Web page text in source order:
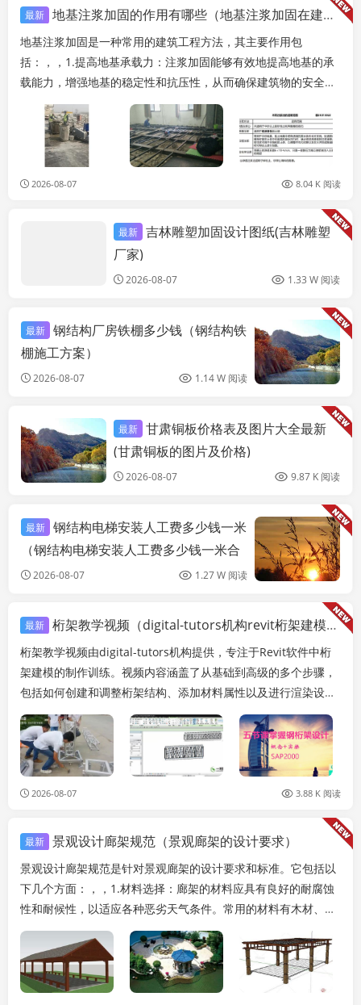
最新 地基注浆加固的作用有哪些（地基注浆加固在建筑工程中具有重要的作用以下作用）
地基注浆加固是一种常用的建筑工程方法，其主要作用包
括：，，1.提高地基承载力：注浆加固能够有效地提高地基的承
载能力，增强地基的稳定性和抗压性，从而确保建筑物的安全稳
固。，2.改善地基沉降：通过注浆加固，可以有效控...
2026-08-07 8.04 K 阅读
结构地下室设计
最新 吉林雕塑加固设计图纸(吉林雕塑
厂家)
2026-08-07 1.33 W 阅读
最新 钢结构厂房铁棚多少钱（钢结构铁
棚施工方案）
2026-08-07 1.14 W 阅读
结构地下室设计
最新 甘肃铜板价格表及图片大全最新
(甘肃铜板的图片及价格)
2026-08-07 9.87 K 阅读
最新 钢结构电梯安装人工费多少钱一米
（钢结构电梯安装人工费多少钱一米合
适）2026-08-07 1.27 W 阅读
最新 桁架教学视频（digital-tutors机构revit桁架建模制作训练视频教程）
桁架教学视频由digital-tutors机构提供，专注于Revit软件中桁
架建模的制作训练。视频内容涵盖了从基础到高级的多个步骤，
包括如何创建和调整桁架结构、添加材料属性以及进行渲染设
置。还提供了实例演示，展示了如...
2026-08-07 3.88 K 阅读
最新 景观设计廊架规范（景观廊架的设计要求）
景观设计廊架规范是针对景观廊架的设计要求和标准。它包括以
下几个方面：，，1.材料选择：廊架的材料应具有良好的耐腐蚀
性和耐候性，以适应各种恶劣天气条件。常用的材料有木材、钢
材、铝合金等。，，2.结构设计：廊架的结构...